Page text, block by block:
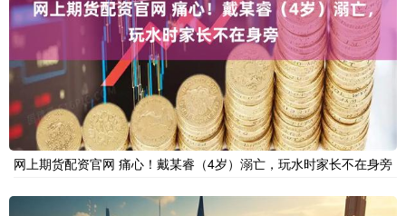
网上期货配资官网 痛心！戴某睿（4岁）溺亡，玩水时家长不在身旁